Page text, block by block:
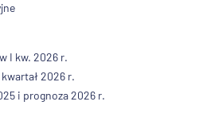
I kw. 2026 r.
2026 r.
i prognoza 2026 r.